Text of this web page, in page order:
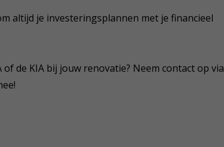
altijd je investeringsplannen met je financieel
de KIA bij jouw renovatie? Neem contact op via